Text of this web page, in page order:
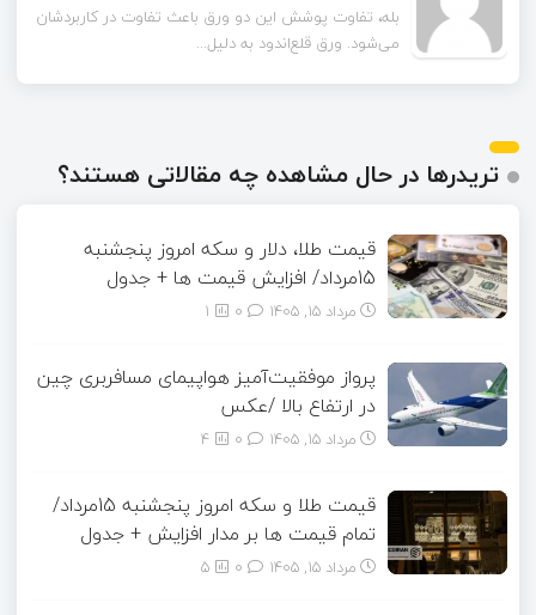
بله، تفاوت پوشش این دو ورق باعث تفاوت در کاربردشان
می‌شود. ورق قلع‌اندود به دلیل...
تا قبل از خوندن این مقاله فکر می‌کردم ورق قلع‌اندود
همون ورق گالوانیزه است. تفاو...
تریدرها در حال مشاهده چه مقالاتی هستند؟
قیمت طلا، دلار و سکه امروز پنجشنبه
15مرداد/ افزایش قیمت ها + جدول
مرداد ۱۵, ۱۴۰۵ 1
پرواز موفقیت‌آمیز هواپیمای مسافربری چین
در ارتفاع بالا /عکس
مرداد ۱۵, ۱۴۰۵ 4
قیمت طلا و سکه امروز پنجشنبه 15مرداد/
تمام قیمت ها بر مدار افزایش + جدول
مرداد ۱۵, ۱۴۰۵ 5